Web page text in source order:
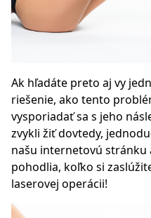
Ak hľadáte preto aj vy
riešenie, ako tento
vysporiadať sa s jeho
zvykli žiť dovtedy,
našu internetovú
pohodlia, koľko si
laserovej operácii!